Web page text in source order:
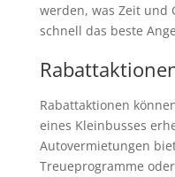
werden, was Zeit und
schnell das beste
Rabattaktionen
eines Kleinbusses
Autovermietungen
Treueprogramme